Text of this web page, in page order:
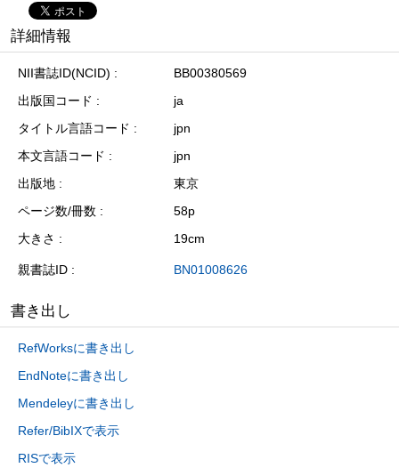
詳細情報
NII書誌ID(NCID)
BB00380569
出版国コード
ja
タイトル言語コード
jpn
本文言語コード
jpn
出版地
東京
ページ数/冊数
58p
大きさ
19cm
親書誌ID BN01008626
書き出し
RefWorksに書き出し
EndNoteに書き出し
Mendeleyに書き出し
Refer/BibIXで表示
RISで表示